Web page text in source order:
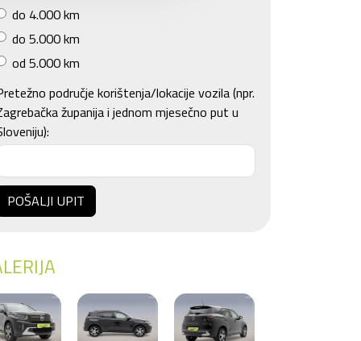
do 4.000 km
do 5.000 km
od 5.000 km
područje korištenja/lokacije vozila (npr.
županija i jednom mjesečno put u
POŠALJI UPIT